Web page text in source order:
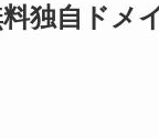
独自ドメ